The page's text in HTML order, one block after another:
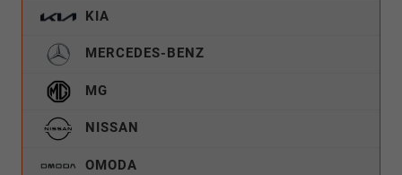
KIA
MERCEDES-BENZ
MG
NISSAN
OMODA